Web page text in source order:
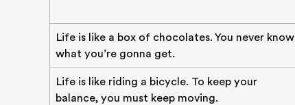
Life is like a box of chocolates. You never know
what you’re gonna get.
Life is like riding a bicycle. To keep your
balance, you must keep moving.